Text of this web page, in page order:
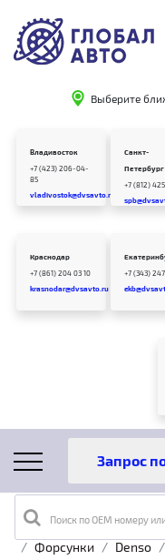
Выберите
Владивосток
+7 (423) 206-04-
85
vladivostok@dvsavto.ru
Санкт-
Петербург
+7 (812)
Краснодар
+7 (861) 204 03 10
krasnodar@dvsavto.ru
+7 (343)
Поиск по OEM номеру
Главная Каталог
Форсунки
Denso